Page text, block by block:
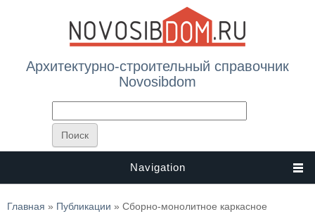
Архитектурно-строительный справочник
Novosibdom
Navigation
Вы здесь
Главная » Публикации » Сборно-монолитное каркасное